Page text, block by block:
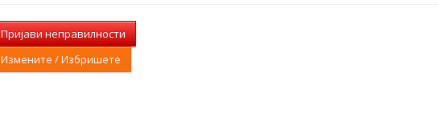
Пријави неправилности
Измените / Избришете